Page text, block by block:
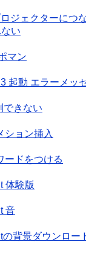
ジェクターにつ
い
マン
起動 エラーメッ
できない
ション挿入
ードをつける
体験版
音
の背景ダウンロー